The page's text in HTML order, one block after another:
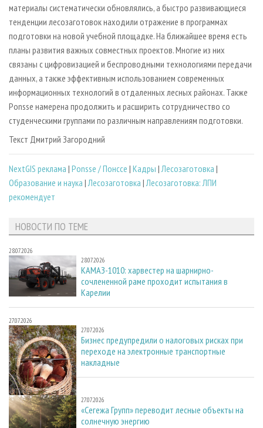
материалы систематически обновлялись, а быстро развивающиеся
тенденции лесозаготовок находили отражение в программах
подготовки на новой учебной площадке. На ближайшее время есть
планы развития важных совместных проектов. Многие из них
связаны с цифровизацией и беспроводными технологиями передачи
данных, а также эффективным использованием современных
информационных технологий в отдаленных лесных районах. Также
Ponsse намерена продолжить и расширить сотрудничество со
студенческими группами по различным направлениям подготовки.
Текст Дмитрий Загородний
NextGIS реклама | Ponsse / Понссе | Кадры |Лесозаготовка |
Образование и наука |Лесозаготовка |Лесозаготовка: ЛПИ
рекомендует
НОВОСТИ ПО ТЕМЕ
28.07.2026
28.07.2026
КАМАЗ-1010: харвестер на шарнирно-
сочлененной раме проходит испытания в
Карелии
27.07.2026
27.07.2026
Бизнес предупредили о налоговых рисках при
переходе на электронные транспортные
накладные
27.07.2026
27.07.2026
«Сегежа Групп» переводит лесные объекты на
солнечную энергию